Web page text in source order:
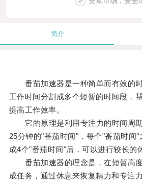
简介
番茄加速器是一种简单而有效的
工作时间分割成多个短暂的时间段，
提高工作效率。
它的原理是利用专注力的时间周期
25分钟的"番茄时间"，每个"番茄时间
成4个"番茄时间"后，可以进行较长的
番茄加速器的理念是，在短暂高
成任务，通过休息来恢复精力和专注